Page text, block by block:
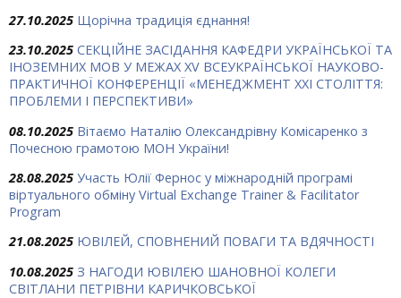
27.10.2025 Щорічна традиція єднання!
23.10.2025 СЕКЦІЙНЕ ЗАСІДАННЯ КАФЕДРИ УКРАЇНСЬКОЇ ТА
ІНОЗЕМНИХ МОВ У МЕЖАХ ХV ВСЕУКРАЇНСЬКОЇ НАУКОВО-
ПРАКТИЧНОЇ КОНФЕРЕНЦІЇ «МЕНЕДЖМЕНТ XXI СТОЛІТТЯ:
ПРОБЛЕМИ І ПЕРСПЕКТИВИ»
08.10.2025 Вітаємо Наталію Олександрівну Комісаренко з
Почесною грамотою МОН України!
28.08.2025 Участь Юлії Фернос у міжнародній програмі
віртуального обміну Virtual Exchange Trainer & Facilitator
Program
21.08.2025 ЮВІЛЕЙ, СПОВНЕНИЙ ПОВАГИ ТА ВДЯЧНОСТІ
10.08.2025 З НАГОДИ ЮВІЛЕЮ ШАНОВНОЇ КОЛЕГИ
СВІТЛАНИ ПЕТРІВНИ КАРИЧКОВСЬКОЇ